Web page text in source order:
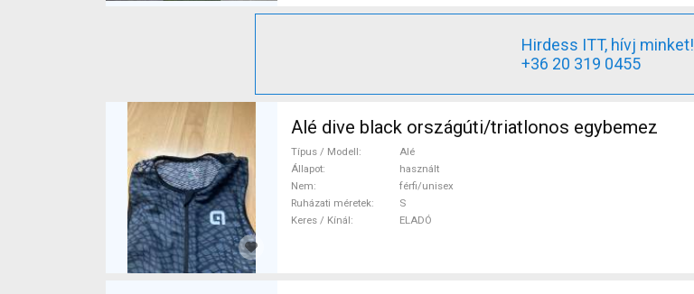
Hirdess ITT, hívj minket!
+36 20 319 0455
Alé dive black országúti/triatlonos egybemez
Típus / Modell
Alé
Állapot
használt
Nem
férfi/unisex
Ruházati méretek
S
Keres / Kínál
ELADÓ